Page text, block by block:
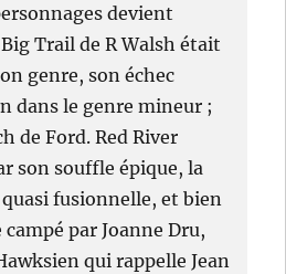
devient
Trail de R Walsh était
genre, son échec
dans le genre mineur ;
de Ford. Red River
son souffle épique, la
fusionnelle, et bien
par Joanne Dru,
qui rappelle Jean